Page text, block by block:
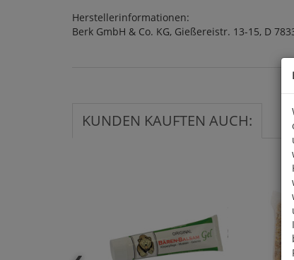
Herstellerinformationen:
Berk GmbH & Co. KG, Gießereistr. 13-15, D
KUNDEN KAUFTEN AUCH: